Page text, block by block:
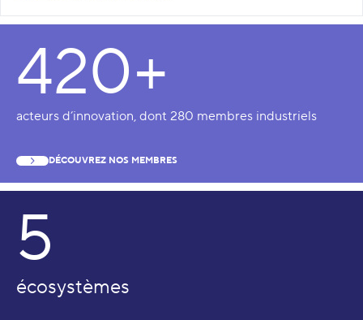
420+
acteurs d’innovation, dont 280 membres industriels
DÉCOUVREZ NOS MEMBRES
5
écosystèmes